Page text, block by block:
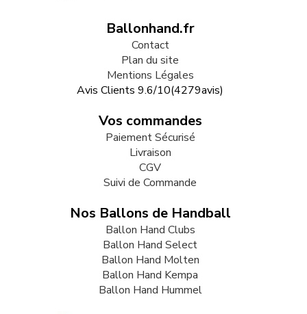
Ballonhand.fr
Contact
Plan du site
Mentions Légales
Avis Clients 9.6/10(4279avis)
Vos commandes
Paiement Sécurisé
Livraison
CGV
Suivi de Commande
Nos Ballons de Handball
Ballon Hand Clubs
Ballon Hand Select
Ballon Hand Molten
Ballon Hand Kempa
Ballon Hand Hummel